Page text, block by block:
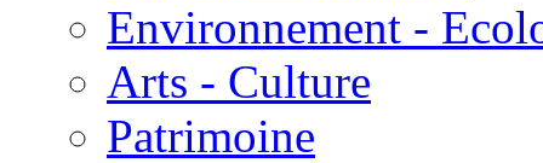
Environnement -
Arts - Culture
Patrimoine